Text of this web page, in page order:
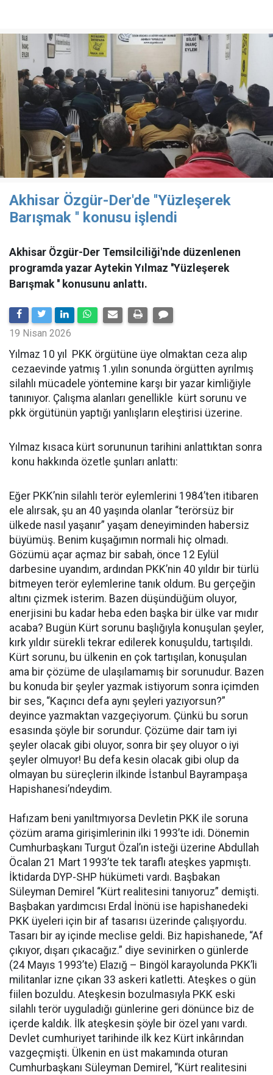
Akhisar Özgür-Der'de ''Yüzleşerek
Barışmak '' konusu işlendi
Akhisar Özgür-Der Temsilciliği'nde düzenlenen
programda yazar Aytekin Yılmaz ''Yüzleşerek
Barışmak '' konusunu anlattı.
19 Nisan 2026
Yılmaz 10 yıl PKK örgütüne üye olmaktan ceza alıp
cezaevinde yatmış 1.yılın sonunda örgütten ayrılmış
silahlı mücadele yöntemine karşı bir yazar kimliğiyle
tanınıyor. Çalışma alanları genellikle kürt sorunu ve
pkk örgütünün yaptığı yanlışların eleştirisi üzerine.
Yılmaz kısaca kürt sorununun tarihini anlattıktan sonra
konu hakkında özetle şunları anlattı:
Eğer PKK’nin silahlı terör eylemlerini 1984’ten itibaren
ele alırsak, şu an 40 yaşında olanlar “terörsüz bir
ülkede nasıl yaşanır” yaşam deneyiminden habersiz
büyümüş. Benim kuşağımın normali hiç olmadı.
Gözümü açar açmaz bir sabah, önce 12 Eylül
darbesine uyandım, ardından PKK’nin 40 yıldır bir türlü
bitmeyen terör eylemlerine tanık oldum. Bu gerçeğin
altını çizmek isterim. Bazen düşündüğüm oluyor,
enerjisini bu kadar heba eden başka bir ülke var mıdır
acaba? Bugün Kürt sorunu başlığıyla konuşulan şeyler,
kırk yıldır sürekli tekrar edilerek konuşuldu, tartışıldı.
Kürt sorunu, bu ülkenin en çok tartışılan, konuşulan
ama bir çözüme de ulaşılamamış bir sorunudur. Bazen
bu konuda bir şeyler yazmak istiyorum sonra içimden
bir ses, “Kaçıncı defa aynı şeyleri yazıyorsun?”
deyince yazmaktan vazgeçiyorum. Çünkü bu sorun
esasında şöyle bir sorundur. Çözüme dair tam iyi
şeyler olacak gibi oluyor, sonra bir şey oluyor o iyi
şeyler olmuyor! Bu defa kesin olacak gibi olup da
olmayan bu süreçlerin ilkinde İstanbul Bayrampaşa
Hapishanesi’ndeydim.
Hafızam beni yanıltmıyorsa Devletin PKK ile soruna
çözüm arama girişimlerinin ilki 1993’te idi. Dönemin
Cumhurbaşkanı Turgut Özal’ın isteği üzerine Abdullah
Öcalan 21 Mart 1993’te tek taraflı ateşkes yapmıştı.
İktidarda DYP-SHP hükümeti vardı. Başbakan
Süleyman Demirel “Kürt realitesini tanıyoruz” demişti.
Başbakan yardımcısı Erdal İnönü ise hapishanedeki
PKK üyeleri için bir af tasarısı üzerinde çalışıyordu.
Tasarı bir ay içinde meclise geldi. Biz hapishanede, “Af
çıkıyor, dışarı çıkacağız.” diye sevinirken o günlerde
(24 Mayıs 1993’te) Elazığ – Bingöl karayolunda PKK’li
militanlar izne çıkan 33 askeri katletti. Ateşkes o gün
fiilen bozuldu. Ateşkesin bozulmasıyla PKK eski
silahlı terör uyguladığı günlerine geri dönünce biz de
içerde kaldık. İlk ateşkesin şöyle bir özel yanı vardı.
Devlet cumhuriyet tarihinde ilk kez Kürt inkârından
vazgeçmişti. Ülkenin en üst makamında oturan
Cumhurbaşkanı Süleyman Demirel, “Kürt realitesini